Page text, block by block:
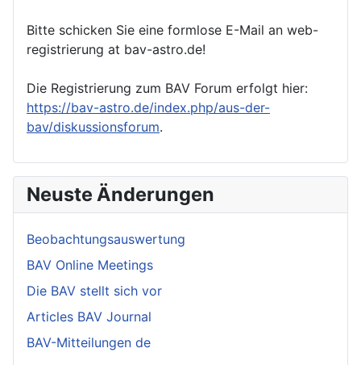
Bitte schicken Sie eine formlose E-Mail an web-
registrierung at bav-astro.de!
Die Registrierung zum BAV Forum erfolgt hier:
https://bav-astro.de/index.php/aus-der-
bav/diskussionsforum.
Neuste Änderungen
Beobachtungsauswertung
BAV Online Meetings
Die BAV stellt sich vor
Articles BAV Journal
BAV-Mitteilungen de